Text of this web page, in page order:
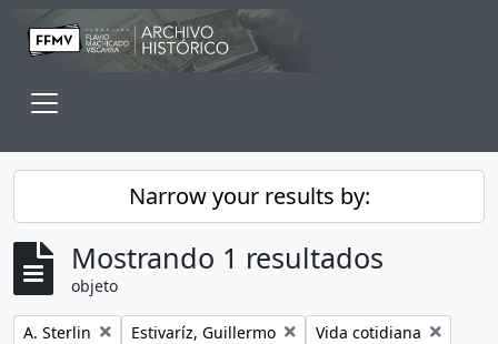
Skip to main content
Narrow your results by:
Mostrando 1 resultados
objeto
Remove filter:
A. Sterlin Remove filter:
Estivaríz, Guillermo Remove filter:
Vida cotidiana